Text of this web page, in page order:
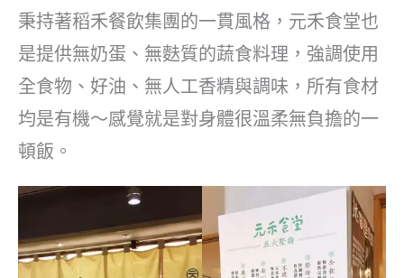
秉持著稻禾餐飲集團的一貫風格，元禾食堂也
是提供無奶蛋、無麩質的蔬食料理，強調使用
全食物、好油、無人工香精與調味，所有食材
均是有機～感覺就是對身體很溫柔無負擔的一
頓飯。